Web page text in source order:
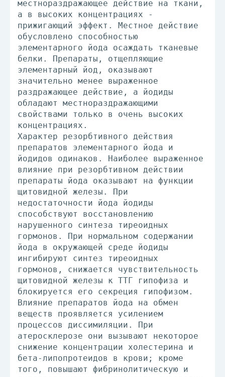
местнораздражающее действие на ткани,
а в высоких концентрациях -
прижигающий эффект. Местное действие
обусловлено способностью
элементарного йода осаждать тканевые
белки. Препараты, отщепляющие
элементарный йод, оказывают
значительно менее выраженное
раздражающее действие, а йодиды
обладают местнораздражающими
свойствами только в очень высоких
концентрациях.
Характер резорбтивного действия
препаратов элементарного йода и
йодидов одинаков. Наиболее выраженное
влияние при резорбтивном действии
препараты йода оказывают на функции
щитовидной железы. При
недостаточности йода йодиды
способствуют восстановлению
нарушенного синтеза тиреоидных
гормонов. При нормальном содержании
йода в окружающей среде йодиды
ингибируют синтез тиреоидных
гормонов, снижается чувствительность
щитовидной железы к ТТГ гипофиза и
блокируется его секреция гипофизом.
Влияние препаратов йода на обмен
веществ проявляется усилением
процессов диссимиляции. При
атеросклерозе они вызывают некоторое
снижение концентрации холестерина и
бета-липопротеидов в крови; кроме
того, повышают фибринолитическую и